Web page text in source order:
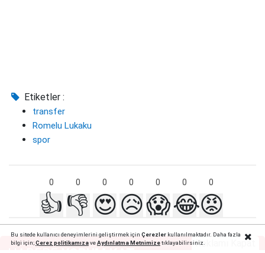
Etiketler :
transfer
Romelu Lukaku
spor
0 0 0 0 0 0 0
👍 👎 😍😥😱😂😡
Bu sitede kullanıcı deneyimlerini geliştirmek için Çerezlerkullanılmaktadır. Daha fazla
bilgi için;Çerez politikamızaveAydınlatma Metnimizetıklayabilirsiniz.Reklamı Kapat